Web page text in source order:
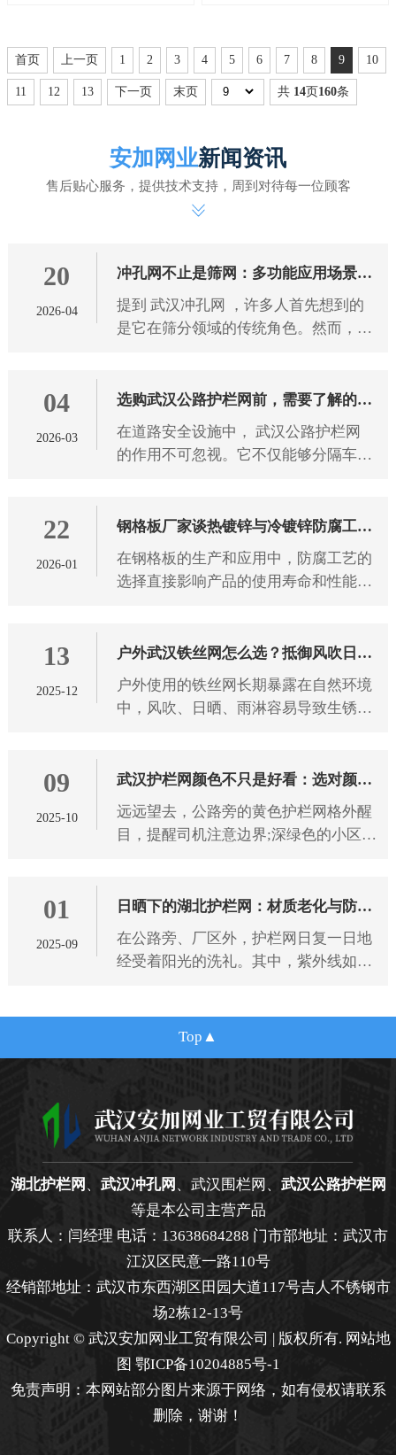
首页 上一页 1 2 3 4 5 6 7 8 9 10
11 12 13 下一页 末页 共 14页160条
安加网业新闻资讯
售后贴心服务，提供技术支持，周到对待每一位顾客
20
2026-04
冲孔网不止是筛网：多功能应用场景与
特性解析
提到 武汉冲孔网 ，许多人首先想到的
是它在筛分领域的传统角色。然而，这
能边界，悄然渗透到建筑、装
04
2026-03
选购武汉公路护栏网前，需要了解的5
个实用知识点
在道路安全设施中， 武汉公路护栏网
的作用不可忽视。它不仅能够分隔车
繁多的护栏网产品，如何选择适
22
2026-01
钢格板厂家谈热镀锌与冷镀锌防腐工艺
的选择
在钢格板的生产和应用中，防腐工艺的
选择直接影响产品的使用寿命和性能表
理、防腐效果以及适用场景上
13
2025-12
户外武汉铁丝网怎么选？抵御风吹日晒
雨淋有技巧
户外使用的铁丝网长期暴露在自然环境
中，风吹、日晒、雨淋容易导致生锈、
网，需从 武汉铁丝网 材质、工艺
09
2025-10
武汉护栏网颜色不只是好看：选对颜色
防护更靠谱
远远望去，公路旁的黄色护栏网格外醒
目，提醒司机注意边界;深绿色的小区护
从来都不只是为了美观，不同
01
2025-09
日晒下的湖北护栏网：材质老化与防护
之道
在公路旁、厂区外，护栏网日复一日地
经受着阳光的洗礼。其中，紫外线如同
材质会发生一系列变化，
Top
湖北护栏网 、 武汉冲孔网 、武汉围栏网、 武汉公路护栏网
等是本公司主营产品
联系人：闫经理 电话：13638684288 门市部地址：武汉市
江汉区民意一路110号
经销部地址：武汉市东西湖区田园大道117号吉人不锈钢市
场2栋12-13号
Copyright © 武汉安加网业工贸有限公司 | 版权所有. 网站地
图 鄂ICP备10204885号-1
免责声明：本网站部分图片来源于网络，如有侵权请联系
删除，谢谢！